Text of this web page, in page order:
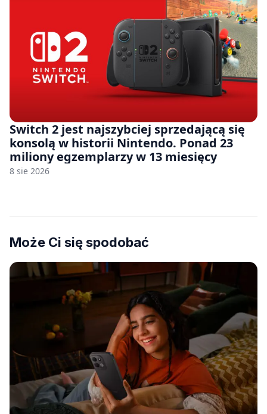
Switch 2 jest najszybciej sprzedającą się
konsolą w historii Nintendo. Ponad 23
miliony egzemplarzy w 13 miesięcy
8 sie 2026
Może Ci się spodobać